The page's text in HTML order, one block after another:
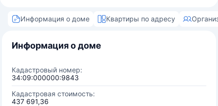
Информация о доме Квартиры по адресу
Информация о доме
Кадастровый номер:
34:09:000000:9843
Кадастровая стоимость:
437 691,36